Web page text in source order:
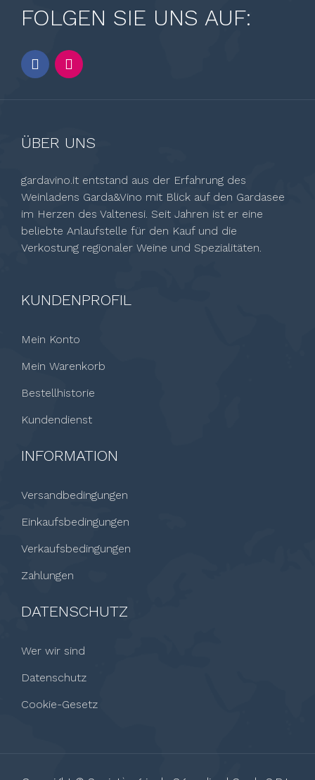
FOLGEN SIE UNS AUF:
ÜBER UNS
gardavino.it entstand aus der Erfahrung des
Weinladens Garda&Vino mit Blick auf den Gardasee
im Herzen des Valtenesi. Seit Jahren ist er eine
beliebte Anlaufstelle für den Kauf und die
Verkostung regionaler Weine und Spezialitäten.
KUNDENPROFIL
Mein Konto
Mein Warenkorb
Bestellhistorie
Kundendienst
INFORMATION
Versandbedingungen
Einkaufsbedingungen
Verkaufsbedingungen
Zahlungen
DATENSCHUTZ
Wer wir sind
Datenschutz
Cookie-Gesetz